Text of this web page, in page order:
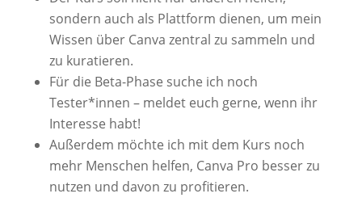
sondern auch als Plattform dienen, um mein
Wissen über Canva zentral zu sammeln und
zu kuratieren.
Für die Beta-Phase suche ich noch
Tester*innen – meldet euch gerne, wenn ihr
Interesse habt!
Außerdem möchte ich mit dem Kurs noch
mehr Menschen helfen, Canva Pro besser zu
nutzen und davon zu profitieren.